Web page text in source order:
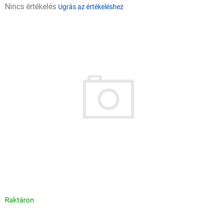
ANincs értékelés Ugrás az értékeléshez
Raktáron